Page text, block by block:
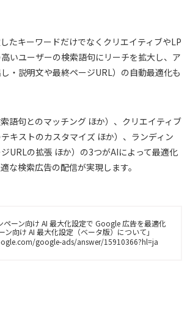
たキーワードだけでなくクリエイティブやLP
いユーザーの検索語句にリーチを拡大し、ア
・説明文や最終ページURL）の自動最適化も
語句とのマッチング ほか）、クリエイティブ
テキストのカスタマイズ ほか）、ランディン
URLの拡張 ほか）の3つがAIによって最適化
な検索広告の配信が実現します。
ペーン向け AI 最大化設定で Google 広告を最適化
ン向け AI 最大化設定（ベータ版）について」
google-ads/answer/15910366?hl=ja